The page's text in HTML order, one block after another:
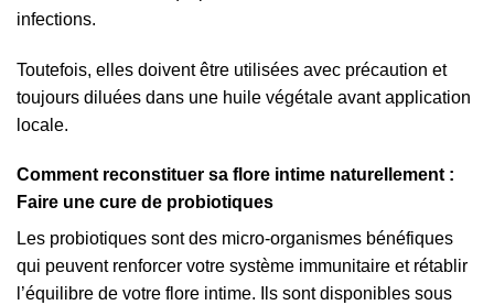
infections.
Toutefois, elles doivent être utilisées avec précaution et
toujours diluées dans une huile végétale avant application
locale.
Comment reconstituer sa flore intime naturellement :
Faire une cure de probiotiques
Les probiotiques sont des micro-organismes bénéfiques
qui peuvent renforcer votre système immunitaire et rétablir
l’équilibre de votre flore intime. Ils sont disponibles sous